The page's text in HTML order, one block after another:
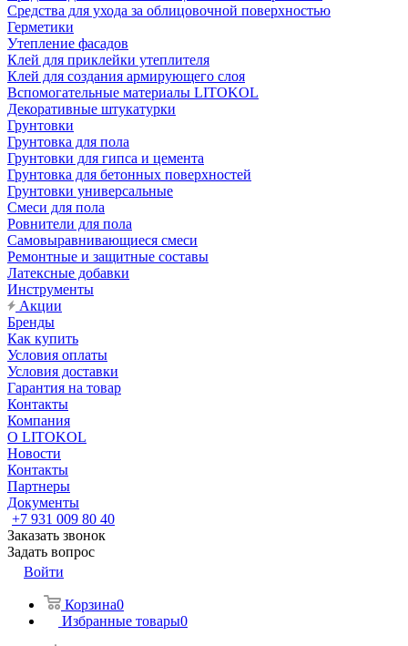
Средства для ухода за облицовочной поверхностью
Герметики
Утепление фасадов
Клей для приклейки утеплителя
Клей для создания армирующего слоя
Вспомогательные материалы LITOKOL
Декоративные штукатурки
Грунтовки
Грунтовка для пола
Грунтовки для гипса и цемента
Грунтовка для бетонных поверхностей
Грунтовки универсальные
Смеси для пола
Ровнители для пола
Самовыравнивающиеся смеси
Ремонтные и защитные составы
Латексные добавки
Инструменты
Акции
Бренды
Как купить
Условия оплаты
Условия доставки
Гарантия на товар
Контакты
Компания
О LITOKOL
Новости
Контакты
Партнеры
Документы
+7 931 009 80 40
Заказать звонок
Задать вопрос
Войти
Корзина0
Избранные товары0